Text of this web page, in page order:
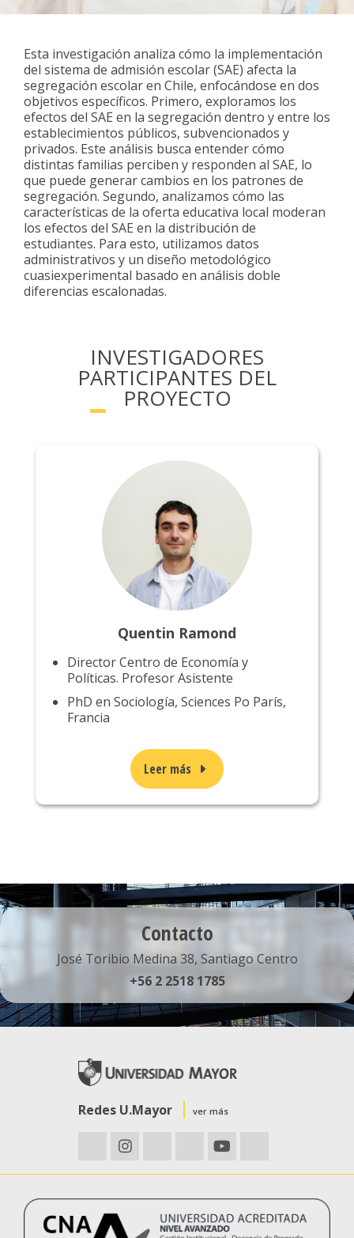
Esta investigación analiza cómo la implementación
del sistema de admisión escolar (SAE) afecta la
segregación escolar en Chile, enfocándose en dos
objetivos específicos. Primero, exploramos los
efectos del SAE en la segregación dentro y entre los
establecimientos públicos, subvencionados y
privados. Este análisis busca entender cómo
distintas familias perciben y responden al SAE, lo
que puede generar cambios en los patrones de
segregación. Segundo, analizamos cómo las
características de la oferta educativa local moderan
los efectos del SAE en la distribución de
estudiantes. Para esto, utilizamos datos
administrativos y un diseño metodológico
cuasiexperimental basado en análisis doble
diferencias escalonadas.
INVESTIGADORES
PARTICIPANTES DEL
PROYECTO
Quentin Ramond
Director Centro de Economía y
Políticas. Profesor Asistente
PhD en Sociología, Sciences Po París,
Francia
Leer más
Contacto
José Toribio Medina 38, Santiago Centro
+56 2 2518 1785
Redes U.Mayor ver más